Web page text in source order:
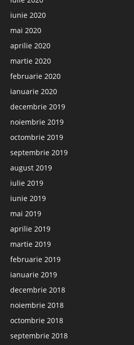
iunie 2020
mai 2020
aprilie 2020
martie 2020
februarie 2020
ianuarie 2020
decembrie 2019
noiembrie 2019
octombrie 2019
septembrie 2019
august 2019
iulie 2019
iunie 2019
mai 2019
aprilie 2019
martie 2019
februarie 2019
ianuarie 2019
decembrie 2018
noiembrie 2018
octombrie 2018
septembrie 2018